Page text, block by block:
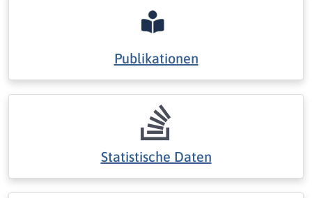
Publikationen
Statistische Daten